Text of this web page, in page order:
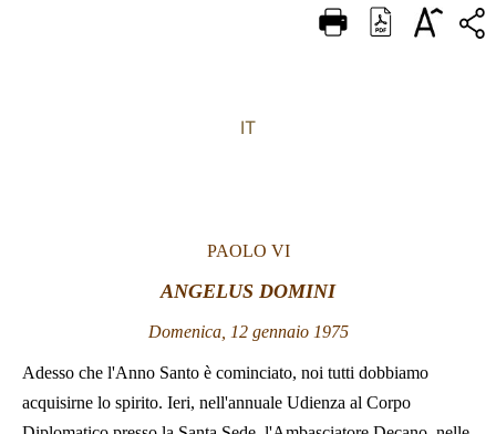
DEUTSCH
IT
PAOLO VI
ANGELUS DOMINI
Domenica, 12 gennaio 1975
Adesso che l'Anno Santo è cominciato, noi tutti dobbiamo
acquisirne lo spirito. Ieri, nell'annuale Udienza al Corpo